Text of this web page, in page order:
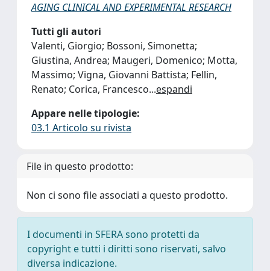
AGING CLINICAL AND EXPERIMENTAL RESEARCH
Tutti gli autori
Valenti, Giorgio; Bossoni, Simonetta;
Giustina, Andrea; Maugeri, Domenico; Motta,
Massimo; Vigna, Giovanni Battista; Fellin,
Renato; Corica, Francesco...espandi
Appare nelle tipologie:
03.1 Articolo su rivista
File in questo prodotto:
Non ci sono file associati a questo prodotto.
I documenti in SFERA sono protetti da
copyright e tutti i diritti sono riservati, salvo
diversa indicazione.